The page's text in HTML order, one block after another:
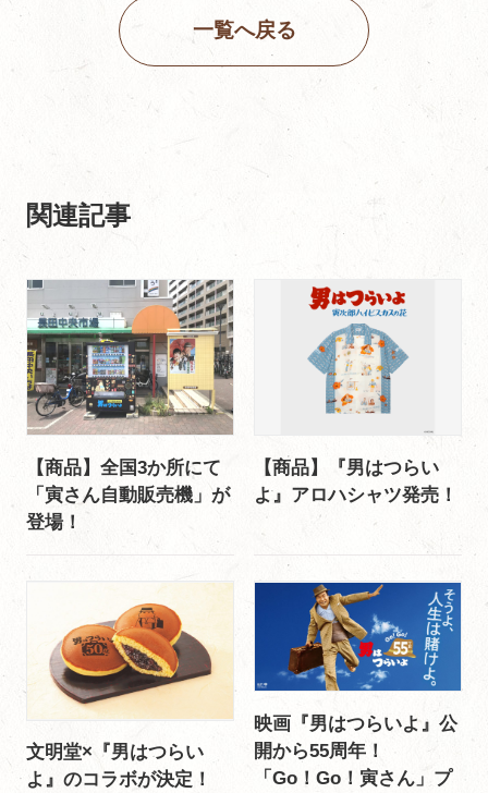
一覧へ戻る
関連記事
【商品】全国3か所にて
「寅さん自動販売機」が
登場！
【商品】『男はつらい
よ』アロハシャツ発売！
文明堂×『男はつらい
よ』のコラボが決定！
映画『男はつらいよ』公
開から55周年！
「Go！Go！寅さん」プ